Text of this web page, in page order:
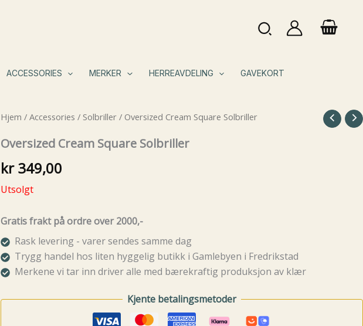
Søk
ACCESSORIES MERKER HERREAVDELING GAVEKORT
Hjem / Accessories / Solbriller/ Oversized Cream Square Solbriller
Oversized Cream Square Solbriller
kr349,00
Utsolgt
Gratis frakt på ordre over 2000,-
Rask levering - varer sendes samme dag
Trygg handel hos liten hyggelig butikk i Gamlebyen i Fredrikstad
Merkene vi tar inn driver alle med bærekraftig produksjon av klær
Kjente betalingsmetoder